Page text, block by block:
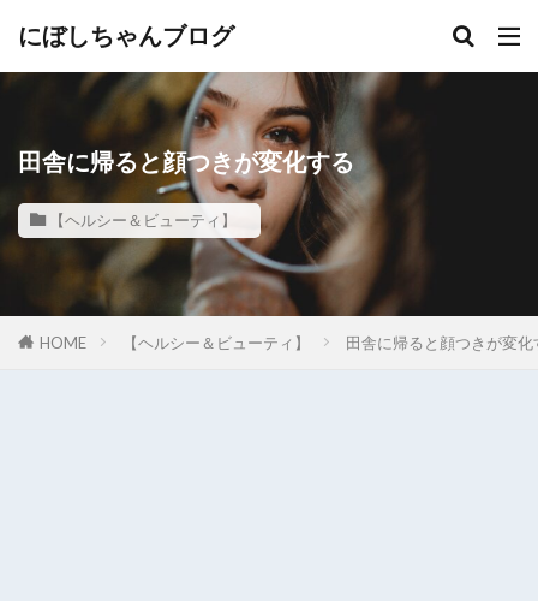
にぼしちゃんブログ
田舎に帰ると顔つきが変化する
【ヘルシー＆ビューティ】
HOME 【ヘルシー＆ビューティ】 田舎に帰ると顔つきが変化